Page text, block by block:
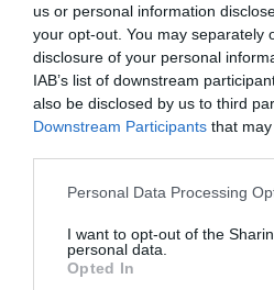
us or personal information
your opt-out. You may separately
disclosure of your personal
IAB’s list of downstream
also be disclosed by us to third
Downstream Participants that
Please note that this website/app
not limited to your visit or usage
grant or deny consent to Google
use your data for below specified
Personal Data Processing
I want to opt-out of the
personal data.
Opted In
της
το ελληνικό